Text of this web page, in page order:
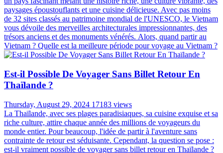
paysages époustouflants et une cuisine délicieuse. Avec pas moins
de 32 sites classés au patrimoine mondial de l'UNESCO, le Vietnam
vous dévoile des merveilles architecturales impressionnantes, des
trésors anciens et des monuments vénérés. Alors, quand partir au
Vietnam ? Quelle est la meilleure période pour voyage au Vietnam ?
Est-il Possible De Voyager Sans Billet Retour En
Thaïlande ?
Thursday, August 29, 2024 17183 views
La Thaïlande, avec ses plages paradisiaques, sa cuisine exquise et sa
riche culture, attire chaque année des millions de voyageurs du
monde entier. Pour beaucoup, l'idée de partir à l'aventure sans
contrainte de retour est séduisante. Cependant, la question se pose :
est-il vraiment possible de voyager sans billet retour en Thaïlande ?